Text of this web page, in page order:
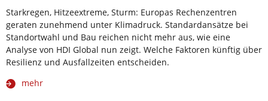
Starkregen, Hitzeextreme, Sturm: Europas Rechenzentren
geraten zunehmend unter Klimadruck. Standardansätze bei
Standortwahl und Bau reichen nicht mehr aus, wie eine
Analyse von HDI Global nun zeigt. Welche Faktoren künftig über
Resilienz und Ausfallzeiten entscheiden.
mehr